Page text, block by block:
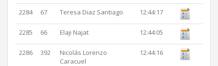
2284 67 Teresa Diaz Santiago 12:44:17
2285 66 Elaji Najat 12:44:05
2286 392
Nicolás Lorenzo
Caracuel
12:44:16